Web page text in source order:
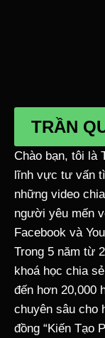
TRẦN
Chào bạn, tôi là
lĩnh vực tư vấn
những video
người yêu mến
Facebook và
Trong 5 năm từ
khoá học chia
đến hơn 20,000
chuyên sâu cho
đồng “Kiến Tạo